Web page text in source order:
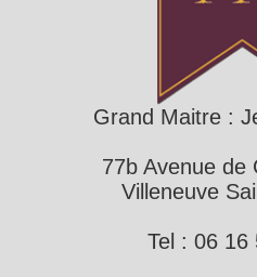
Grand Maitre :
77b Avenue de
Villeneuve
Tel : 06 16